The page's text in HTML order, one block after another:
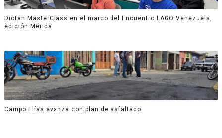
Dictan MasterClass en el marco del Encuentro LAGO Venezuela,
edición Mérida
Campo Elías avanza con plan de asfaltado